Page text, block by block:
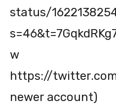
status/
w
https://
newer account)